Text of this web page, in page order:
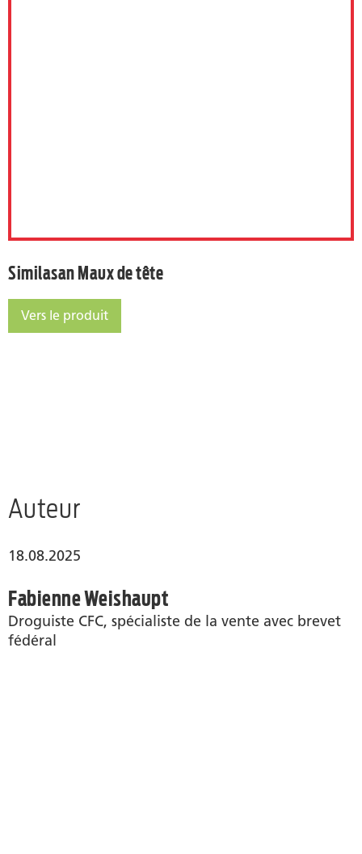
Similasan Maux de tête
Similasan Maux de tête
Vers le produit
Auteur
18.08.2025
Fabienne Weishaupt
Droguiste CFC, spécialiste de la vente avec brevet
fédéral